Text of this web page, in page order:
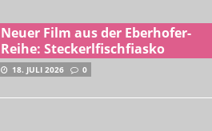
Neuer Film aus der Eberhofer-
Reihe: Steckerlfischfiasko
18. JULI 2026 0